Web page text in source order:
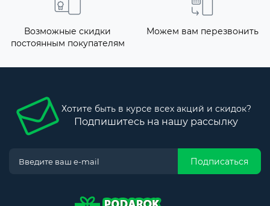
Возможные скидки
постоянным покупателям
Можем вам перезвонить
Хотите быть в курсе всех акций и скидок?
Подпишитесь на нашу рассылку
Подписаться